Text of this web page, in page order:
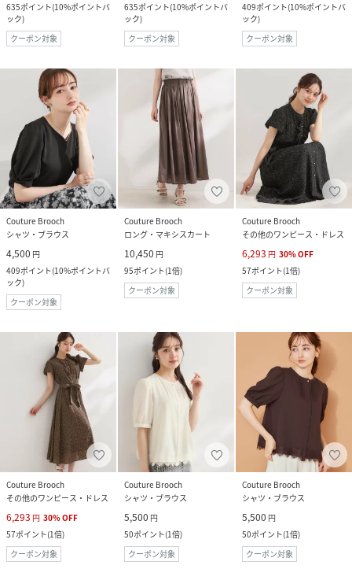
635ポイント(10%ポイントバ
ック)
クーポン対象
635ポイント(10%ポイントバ
ック)
クーポン対象
409ポイント(10%ポイントバ
ック)
クーポン対象
Couture Brooch
シャツ・ブラウス
4,500 円
409ポイント(10%ポイントバ
ック)
クーポン対象
Couture Brooch
ロング・マキシスカート
10,450 円
95ポイント(1倍)
クーポン対象
Couture Brooch
その他のワンピース・ドレス
6,293 円 30%OFF
57ポイント(1倍)
クーポン対象
Couture Brooch
その他のワンピース・ドレス
6,293 円 30%OFF
57ポイント(1倍)
クーポン対象
Couture Brooch
シャツ・ブラウス
5,500 円
50ポイント(1倍)
クーポン対象
Couture Brooch
シャツ・ブラウス
5,500 円
50ポイント(1倍)
クーポン対象